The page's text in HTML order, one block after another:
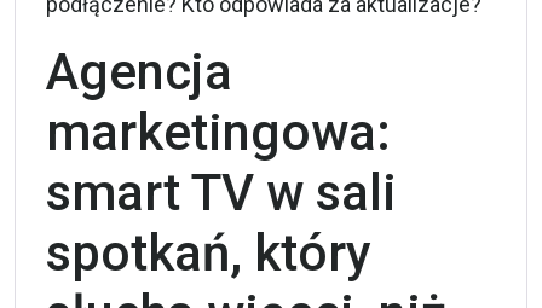
Agencja
marketingowa:
smart TV w sali
spotkań, który